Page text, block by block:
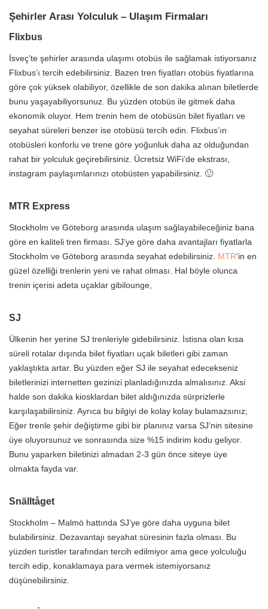
Şehirler Arası Yolculuk – Ulaşım Firmaları
Flixbus
İsveç’te şehirler arasında ulaşımı otobüs ile sağlamak istiyorsanız
Flixbus’ı tercih edebilirsiniz. Bazen tren fiyatları otobüs fiyatlarına
göre çok yüksek olabiliyor, özellikle de son dakika alınan biletlerde
bunu yaşayabiliyorsunuz. Bu yüzden otobüs ile gitmek daha
ekonomik oluyor. Hem trenin hem de otobüsün bilet fiyatları ve
seyahat süreleri benzer ise otobüsü tercih edin. Flixbus’ın
otobüsleri konforlu ve trene göre yoğunluk daha az olduğundan
rahat bir yolculuk geçirebilirsiniz. Ücretsiz WiFi’de ekstrası,
instagram paylaşımlarınızı otobüsten yapabilirsiniz. 🙂
MTR Express
Stockholm ve Göteborg arasında ulaşım sağlayabileceğiniz bana
göre en kaliteli tren firması. SJ’ye göre daha avantajları fiyatlarla
Stockholm ve Göteborg arasında seyahat edebilirsiniz. MTR‘in en
güzel özelliği trenlerin yeni ve rahat olması. Hal böyle olunca
trenin içerisi adeta uçaklar gibilounge,
SJ
Ülkenin her yerine SJ trenleriyle gidebilirsiniz. İstisna olan kısa
süreli rotalar dışında bilet fiyatları uçak biletleri gibi zaman
yaklaştıkta artar. Bu yüzden eğer SJ ile seyahat edecekseniz
biletlerinizi internetten gezinizi planladığınızda almalısınız. Aksi
halde son dakika kiosklardan bilet aldığınızda sürprizlerle
karşılaşabilirsiniz. Ayrıca bu bilgiyi de kolay kolay bulamazsınız;
Eğer trenle şehir değiştirme gibi bir planınız varsa SJ’nin sitesine
üye oluyorsunuz ve sonrasında size %15 indirim kodu geliyor.
Bunu yaparken biletinizi almadan 2-3 gün önce siteye üye
olmakta fayda var.
Snälltåget
Stockholm – Malmö hattında SJ’ye göre daha uyguna bilet
bulabilirsiniz. Dezavantajı seyahat süresinin fazla olması. Bu
yüzden turistler tarafından tercih edilmiyor ama gece yolculuğu
tercih edip, konaklamaya para vermek istemiyorsanız
düşünebilirsiniz.